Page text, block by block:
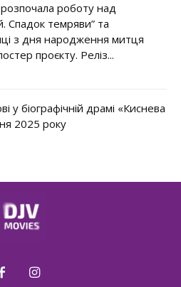
роботу над
Спадок темряви” та
з дня народження митця
проєкту. Реліз...
у біографічній драмі «Киснева
2025 року